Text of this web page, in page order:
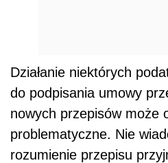
Działanie niektórych
do podpisania umowy
nowych przepisów może
problematyczne. Nie
rozumienie przepisu